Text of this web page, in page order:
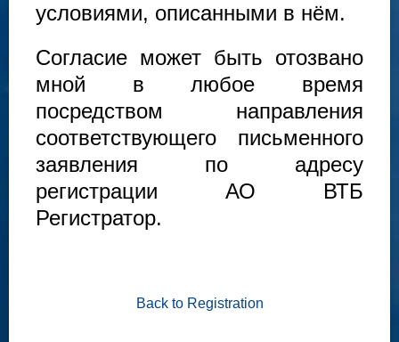
условиями, описанными в нём.
Согласие может быть отозвано
мной в любое время
посредством направления
соответствующего письменного
заявления по адресу
регистрации АО ВТБ
Регистратор.
Back to Registration